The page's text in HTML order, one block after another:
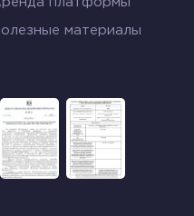
при оформлении
страниц.
– применяется
– до 400
материалы